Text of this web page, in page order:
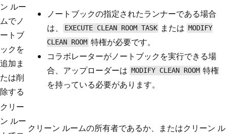
ン ルー
ムでノ
ートブ
ックを
追加ま
たは削
除する
ノートブックの指定されたランナーである場合
は、
EXECUTE CLEAN ROOM TASK または MODIFY
CLEAN ROOM 特権が必要です。
コラボレーターがノートブックを実行できる場
合、アップローダーは MODIFY CLEAN ROOM 特権
を持っている必要があります。
クリー
ン ルー
クリーン ルームの所有者であるか、またはクリーン ル